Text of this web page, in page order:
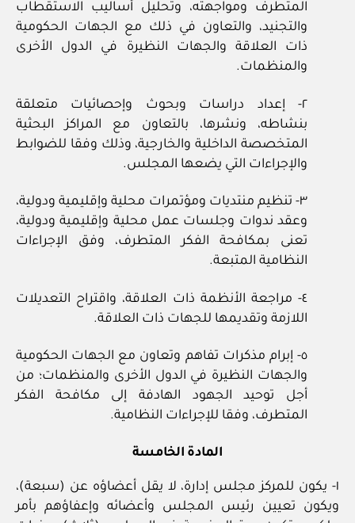
المتطرف ومواجهته، وتحليل أساليب الاستقطاب
والتجنيد، والتعاون في ذلك مع الجهات الحكومية
ذات العلاقة والجهات النظيرة في الدول الأخرى
والمنظمات.
٢- إعداد دراسات وبحوث وإحصائيات متعلقة
بنشاطه، ونشرها، بالتعاون مع المراكز البحثية
المتخصصة الداخلية والخارجية، وذلك وفقا للضوابط
والإجراءات التي يضعها المجلس.
٣- تنظيم منتديات ومؤتمرات محلية وإقليمية ودولية،
وعقد ندوات وجلسات عمل محلية وإقليمية ودولية،
تعنى بمكافحة الفكر المتطرف، وفق الإجراءات
النظامية المتبعة.
٤- مراجعة الأنظمة ذات العلاقة، واقتراح التعديلات
اللازمة وتقديمها للجهات ذات العلاقة.
٥- إبرام مذكرات تفاهم وتعاون مع الجهات الحكومية
والجهات النظيرة في الدول الأخرى والمنظمات؛ من
أجل توحيد الجهود الهادفة إلى مكافحة الفكر
المتطرف، وفقا للإجراءات النظامية.
المادة الخامسة
١- يكون للمركز مجلس إدارة، لا يقل أعضاؤه عن (سبعة)،
ويكون تعيين رئيس المجلس وأعضائه وإعفاؤهم بأمر